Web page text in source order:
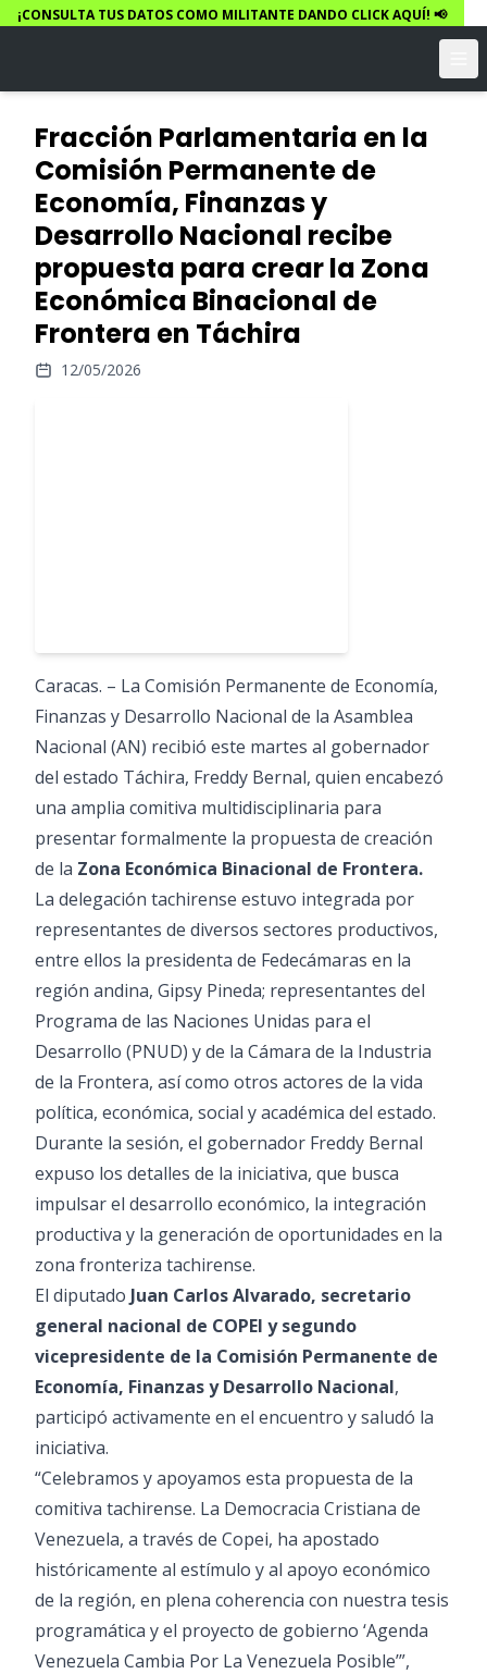
¡CONSULTA TUS DATOS COMO MILITANTE DANDO CLICK AQUÍ! 📢
Fracción Parlamentaria en la
Comisión Permanente de
Economía, Finanzas y
Desarrollo Nacional recibe
propuesta para crear la Zona
Económica Binacional de
Frontera en Táchira
12/05/2026
Caracas. – La Comisión Permanente de Economía,
Finanzas y Desarrollo Nacional de la Asamblea
Nacional (AN) recibió este martes al gobernador
del estado Táchira, Freddy Bernal, quien encabezó
una amplia comitiva multidisciplinaria para
presentar formalmente la propuesta de creación
de la Zona Económica Binacional de Frontera.
La delegación tachirense estuvo integrada por
representantes de diversos sectores productivos,
entre ellos la presidenta de Fedecámaras en la
región andina, Gipsy Pineda; representantes del
Programa de las Naciones Unidas para el
Desarrollo (PNUD) y de la Cámara de la Industria
de la Frontera, así como otros actores de la vida
política, económica, social y académica del estado.
Durante la sesión, el gobernador Freddy Bernal
expuso los detalles de la iniciativa, que busca
impulsar el desarrollo económico, la integración
productiva y la generación de oportunidades en la
zona fronteriza tachirense.
El diputado Juan Carlos Alvarado, secretario
general nacional de COPEI y segundo
vicepresidente de la Comisión Permanente de
Economía, Finanzas y Desarrollo Nacional,
participó activamente en el encuentro y saludó la
iniciativa.
“Celebramos y apoyamos esta propuesta de la
comitiva tachirense. La Democracia Cristiana de
Venezuela, a través de Copei, ha apostado
históricamente al estímulo y al apoyo económico
de la región, en plena coherencia con nuestra tesis
programática y el proyecto de gobierno ‘Agenda
Venezuela Cambia Por La Venezuela Posible’”,